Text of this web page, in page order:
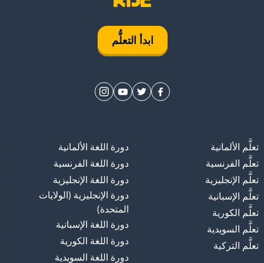
ابدأ التعلُّم
تعلَّم الألمانية
تعلَّم الفرنسية
تعلَّم الإنجليزية
تعلَّم الإسبانية
تعلَّم الكورية
تعلَّم السويدية
تعلَّم التركية
دورة اللغة الألمانية
دورة اللغة الفرنسية
دورة اللغة الإنجليزية
دورة الإنجليزية (الولايات
المتحدة)
دورة اللغة الإسبانية
دورة اللغة الكورية
دورة اللغة السويدية